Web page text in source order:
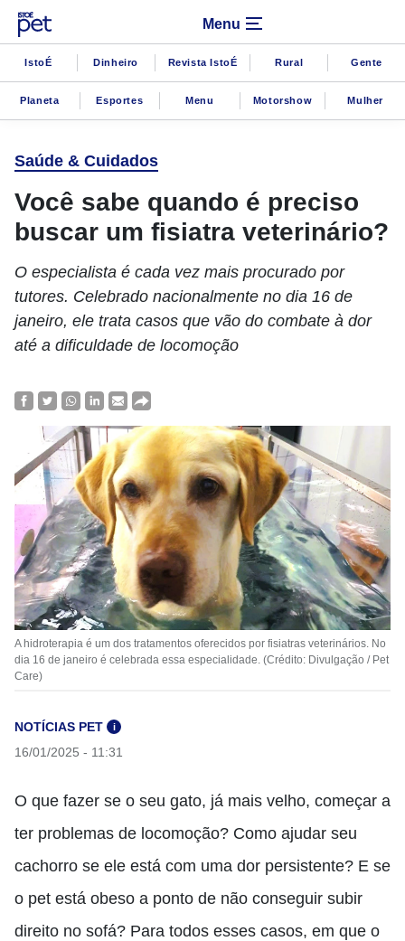
Menu
IstoÉ Dinheiro Revista IstoÉ Rural Gente
Planeta Esportes Menu Motorshow Mulher
Saúde & Cuidados
Você sabe quando é preciso
buscar um fisiatra veterinário?
O especialista é cada vez mais procurado por
tutores. Celebrado nacionalmente no dia 16 de
janeiro, ele trata casos que vão do combate à dor
até a dificuldade de locomoção
A hidroterapia é um dos tratamentos oferecidos por fisiatras veterinários. No
dia 16 de janeiro é celebrada essa especialidade. (Crédito: Divulgação / Pet
Care)
NOTÍCIAS PET i
16/01/2025 - 11:31
O que fazer se o seu gato, já mais velho, começar a
ter problemas de locomoção? Como ajudar seu
cachorro se ele está com uma dor persistente? E se
o pet está obeso a ponto de não conseguir subir
direito no sofá? Para todos esses casos, em que o